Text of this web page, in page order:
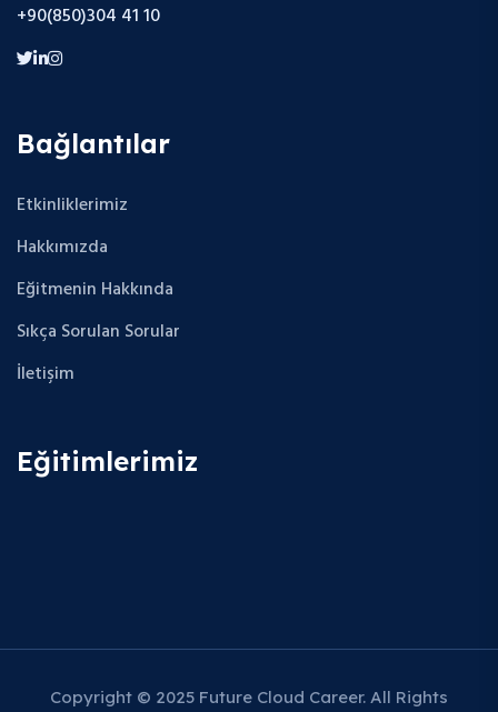
+90(850)304 41 10
Bağlantılar
Etkinliklerimiz
Hakkımızda
Eğitmenin Hakkında
Sıkça Sorulan Sorular
İletişim
Eğitimlerimiz
Copyright © 2025 Future Cloud Career. All Rights